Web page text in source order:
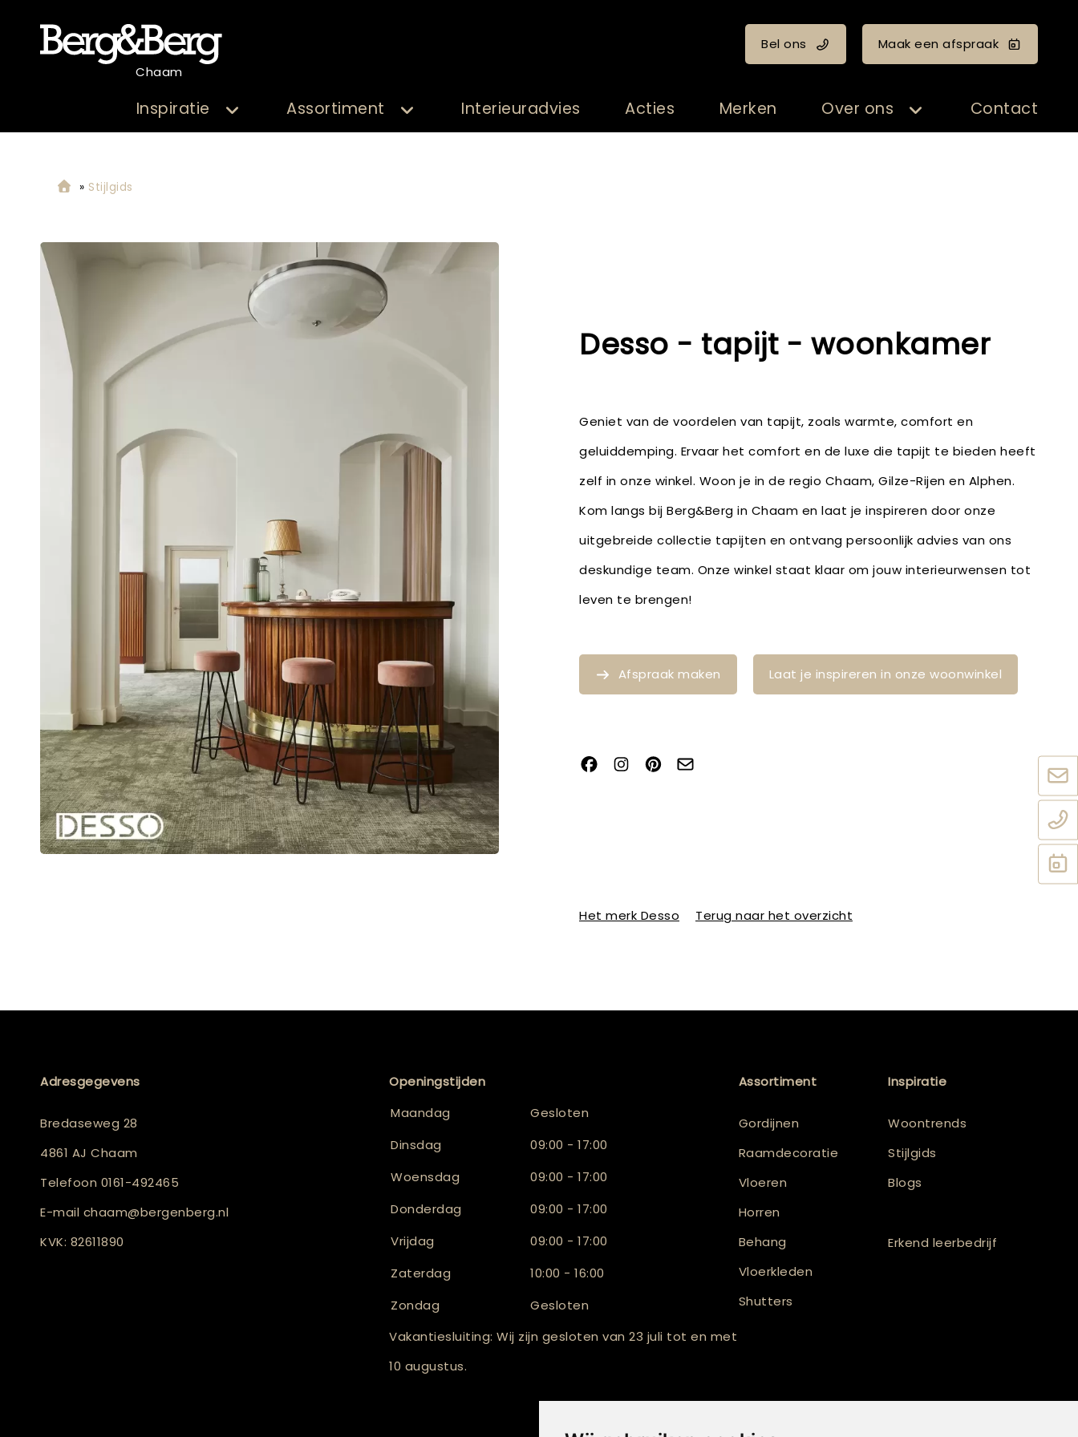
Chaam
Bel ons Maak een afspraak
Inspiratie Assortiment Interieuradvies Acties Merken Over ons Contact
» Stijlgids
Desso - tapijt - woonkamer
Geniet van de voordelen van tapijt, zoals warmte, comfort en
geluiddemping. Ervaar het comfort en de luxe die tapijt te bieden heeft
zelf in onze winkel. Woon je in de regio Chaam, Gilze-Rijen en Alphen.
Kom langs bij Berg&Berg in Chaam en laat je inspireren door onze
uitgebreide collectie tapijten en ontvang persoonlijk advies van ons
deskundige team. Onze winkel staat klaar om jouw interieurwensen tot
leven te brengen!
Afspraak maken Laat je inspireren in onze woonwinkel
Het merk Desso Terug naar het overzicht
Adresgegevens
Bredaseweg 28
4861 AJ Chaam
Telefoon 0161-492465
E-mail chaam@bergenberg.nl
KVK: 82611890
Openingstijden
Maandag
Gesloten
Dinsdag
09:00 - 17:00
Woensdag
09:00 - 17:00
Donderdag
09:00 - 17:00
Vrijdag
09:00 - 17:00
Zaterdag
10:00 - 16:00
Zondag
Gesloten
Vakantiesluiting: Wij zijn gesloten van 23 juli tot en met
10 augustus.
Assortiment
Gordijnen
Raamdecoratie
Vloeren
Horren
Behang
Vloerkleden
Shutters
Inspiratie
Woontrends
Stijlgids
Blogs
Erkend leerbedrijf